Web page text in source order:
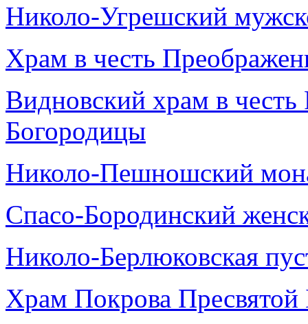
Николо-Угрешский
Храм в честь
Видновский храм в честь
Богородицы
Николо-Пешношский
Спасо-Бородинский
Николо-Берлюковская
Храм Покрова